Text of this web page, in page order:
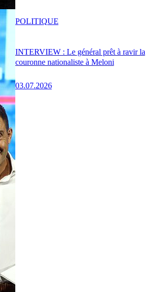
INTERVIEW : Le général prêt à ravir la
couronne nationaliste à Meloni
03.07.2026
POLITIQUE